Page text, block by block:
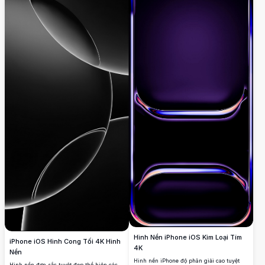
iPhone iOS Hình Cong Tối 4K Hình
Nền
Hình Nền iPhone iOS Kim Loại Tím
4K
Hình nền iPhone độ phân giải cao tuyệt